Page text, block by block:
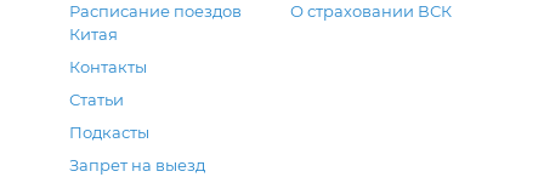
Расписание поездов
Китая
Контакты
Статьи
Подкасты
Запрет на выезд
О страховании ВСК